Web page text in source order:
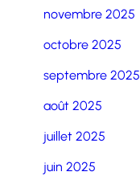
novembre 2025
octobre 2025
septembre 2025
août 2025
juillet 2025
juin 2025